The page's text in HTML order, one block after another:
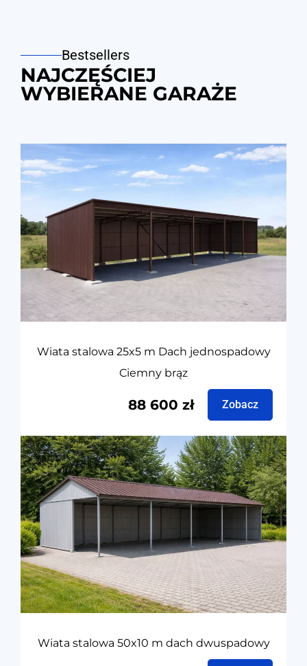
Bestsellers
NAJCZĘŚCIEJ
WYBIERANE GARAŻE
Wiata stalowa 25x5 m Dach jednospadowy
Ciemny brąz
88 600 zł Zobacz
Wiata stalowa 50x10 m dach dwuspadowy